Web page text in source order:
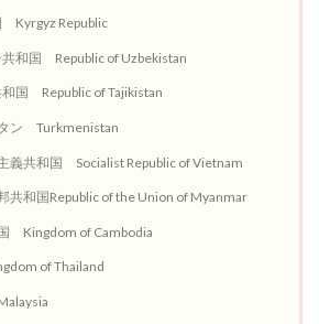
Kyrgyz Republic
共和国 Republic of Uzbekistan
国 Republic of Tajikistan
ン Turkmenistan
義共和国 Socialist Republic of Vietnam
共和国Republic of the Union of Myanmar
Kingdom of Cambodia
of Thailand